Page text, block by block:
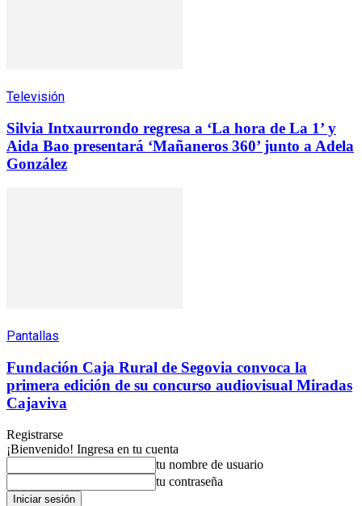
Televisión
Silvia Intxaurrondo regresa a ‘La hora de La 1’ y
Aida Bao presentará ‘Mañaneros 360’ junto a Adela
González
Pantallas
Fundación Caja Rural de Segovia convoca la
primera edición de su concurso audiovisual Miradas
Cajaviva
Registrarse
¡Bienvenido! Ingresa en tu cuenta
tu nombre de usuario
tu contraseña